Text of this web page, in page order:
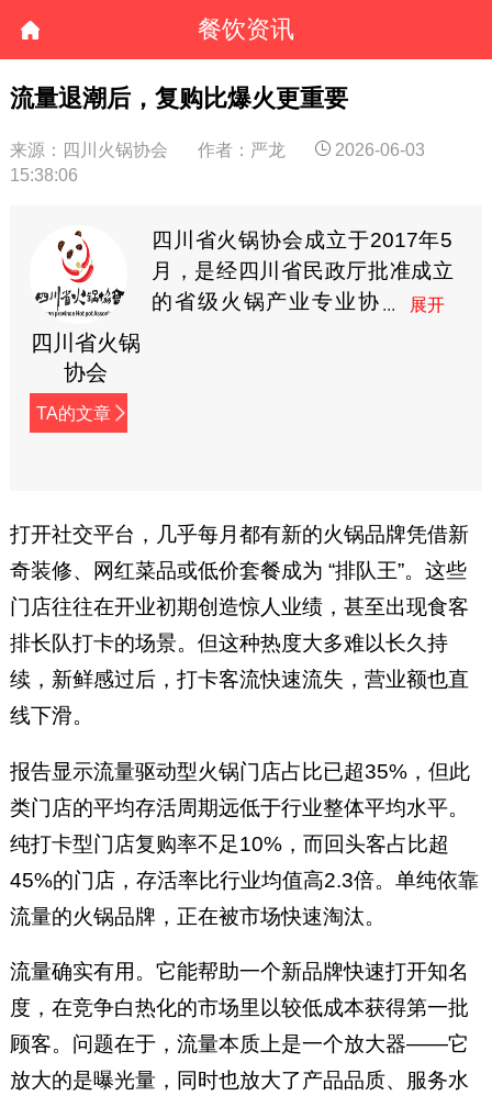
餐饮资讯
流量退潮后，复购比爆火更重要
来源：四川火锅协会 作者：严龙
2026-06-03
15:38:06
四川省火锅
协会
TA的文章
四川省火锅协会成立于2017年5
月，是经四川省民政厅批准成立
的省级火锅产业专业协
打开社交平台，几乎每月都有新的火锅品牌凭借新
奇装修、网红菜品或低价套餐成为 “排队王”。这些
门店往往在开业初期创造惊人业绩，甚至出现食客
排长队打卡的场景。但这种热度大多难以长久持
续，新鲜感过后，打卡客流快速流失，营业额也直
线下滑。
报告显示流量驱动型火锅门店占比已超35%，但此
类门店的平均存活周期远低于行业整体平均水平。
纯打卡型门店复购率不足10%，而回头客占比超
45%的门店，存活率比行业均值高2.3倍。单纯依靠
流量的火锅品牌，正在被市场快速淘汰。
流量确实有用。它能帮助一个新品牌快速打开知名
度，在竞争白热化的市场里以较低成本获得第一批
顾客。问题在于，流量本质上是一个放大器——它
放大的是曝光量，同时也放大了产品品质、服务水